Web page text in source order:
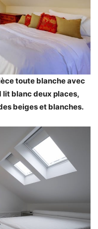
toute blanche avec
lit blanc deux places,
beiges et blanches.